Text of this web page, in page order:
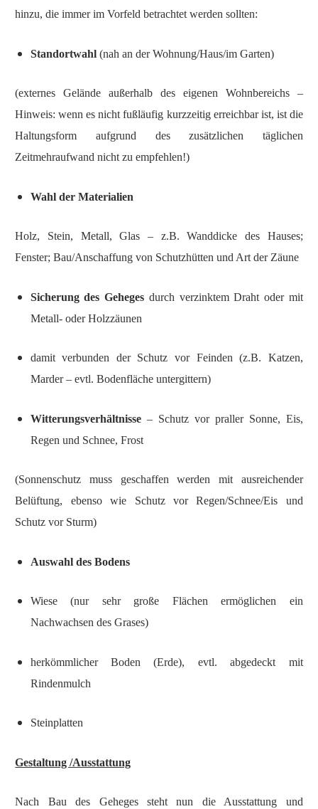
hinzu, die immer im Vorfeld betrachtet werden sollten:
Standortwahl(nah an der Wohnung/Haus/im Garten)
(externes Gelände außerhalb des eigenen Wohnbereichs –
Hinweis: wenn es nicht fußläufig kurzzeitig erreichbar ist, ist die
Haltungsform aufgrund des zusätzlichen täglichen
Zeitmehraufwand nicht zu empfehlen!)
Wahl der Materialien
Holz, Stein, Metall, Glas – z.B. Wanddicke des Hauses;
Fenster; Bau/Anschaffung von Schutzhütten und Art der Zäune
Sicherung des Geheges durch verzinktem Draht oder mit
Metall- oder Holzzäunen
damit verbunden der Schutz vor Feinden (z.B. Katzen,
Marder – evtl. Bodenfläche untergittern)
Witterungsverhältnisse – Schutz vor praller Sonne, Eis,
Regen und Schnee, Frost
(Sonnenschutz muss geschaffen werden mit ausreichender
Belüftung, ebenso wie Schutz vor Regen/Schnee/Eis und
Schutz vor Sturm)
Auswahl des Bodens
Wiese (nur sehr große Flächen ermöglichen ein
Nachwachsen des Grases)
herkömmlicher Boden (Erde), evtl. abgedeckt mit
Rindenmulch
Steinplatten
Gestaltung /Ausstattung
Nach Bau des Geheges steht nun die Ausstattung und